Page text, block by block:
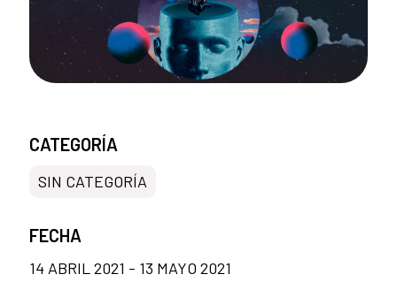
CATEGORÍA
SIN CATEGORÍA
FECHA
14 ABRIL 2021 - 13 MAYO 2021